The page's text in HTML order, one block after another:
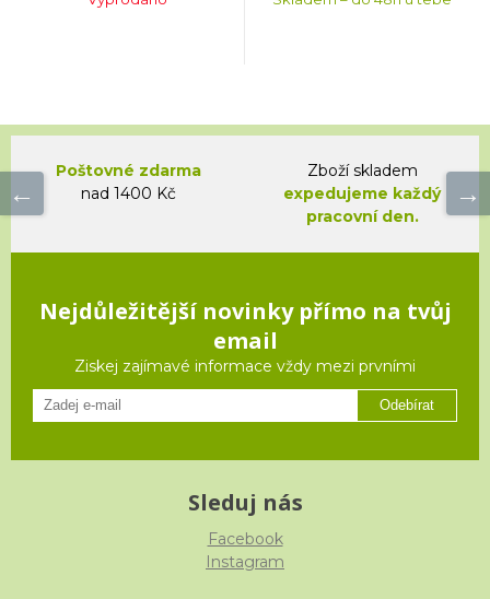
Poštovné zdarma
nad 1400 Kč
Zboží skladem
expedujeme každý
pracovní den.
Nejdůležitější novinky přímo na tvůj
email
Ziskej zajímavé informace vždy mezi prvními
Odebírat
Sleduj nás
Facebook
Instagram